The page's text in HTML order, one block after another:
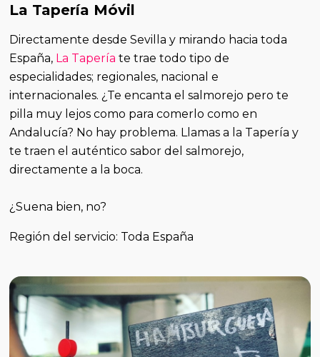
La Tapería Móvil
Directamente desde Sevilla y mirando hacia toda
España, La Tapería te trae todo tipo de
especialidades; regionales, nacional e
internacionales. ¿Te encanta el salmorejo pero te
pilla muy lejos como para comerlo como en
Andalucía? No hay problema. Llamas a la Tapería y
te traen el auténtico sabor del salmorejo,
directamente a la boca.
¿Suena bien, no?
Región del servicio: Toda España